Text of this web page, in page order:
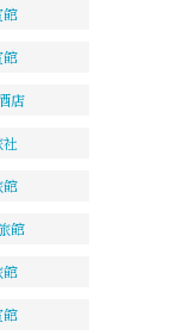
店
館